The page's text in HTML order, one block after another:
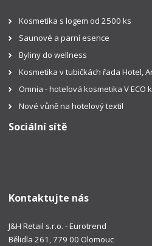
Kosmetika s logem od 2500 ks
Saunové a parní esence
Byliny do wellness
Kosmetika v tubičkách řada Hotel,
Omnia - hotelová kosmetika V ECO
Nové vůně na hotelový textil
Sociální sítě
Kontaktujte nás
J&H Retail s.r.o. - Eurotrend
Bělidla 261, 779 00 Olomouc